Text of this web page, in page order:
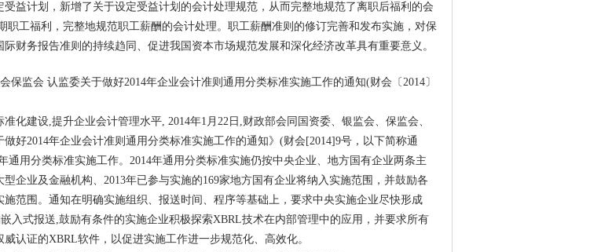
受益计划，新增了关于设定受益计划的会计处理规范，从而完整地规范了离职后福利的会
职工福利，完整地规范职工薪酬的会计处理。职工薪酬准则的修订完善和发布实施，对保
财务报告准则的持续趋同、促进我国资本市场规范发展和深化经济改革具有重要意义。
保监会 认监委关于做好2014年企业会计准则通用分类标准实施工作的通知(财会〔2014〕
化建设,提升企业会计管理水平, 2014年1月22日,财政部会同国资委、银监会、保监会、
好2014年企业会计准则通用分类标准实施工作的通知》(财会[2014]9号，以下简称通
通用分类标准实施工作。2014年通用分类标准实施仍按中央企业、地方国有企业两条主
企业及金融机构、2013年已参与实施的169家地方国有企业将纳入实施范围，并鼓励各
施范围。通知在明确实施组织、报送时间、程序等基础上，要求中央实施企业尽快形成
入式报送,鼓励有条件的实施企业积极探索XBRL技术在内部管理中的应用，并要求所有
认证的XBRL软件，以促进实施工作进一步规范化、高效化。